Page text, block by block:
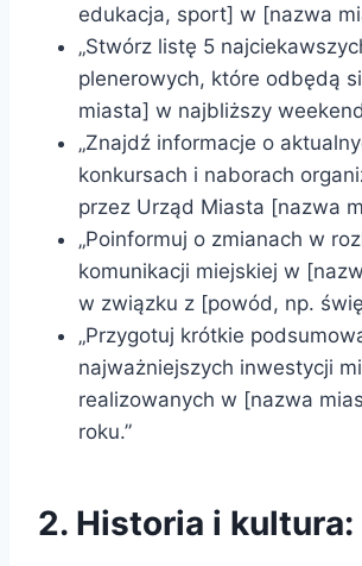
edukacja, sport] w [nazwa
„Stwórz listę 5
plenerowych, które odbędą
miasta] w najbliższy
„Znajdź informacje o
konkursach i naborach
przez Urząd Miasta [nazwa
„Poinformuj o zmianach w
komunikacji miejskiej w
w związku z [powód, np.
„Przygotuj krótkie
najważniejszych inwestycji
realizowanych w [nazwa
roku.”
2. Historia i kultura: